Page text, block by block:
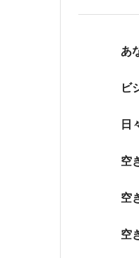
あ
ビ
日
空
空
空